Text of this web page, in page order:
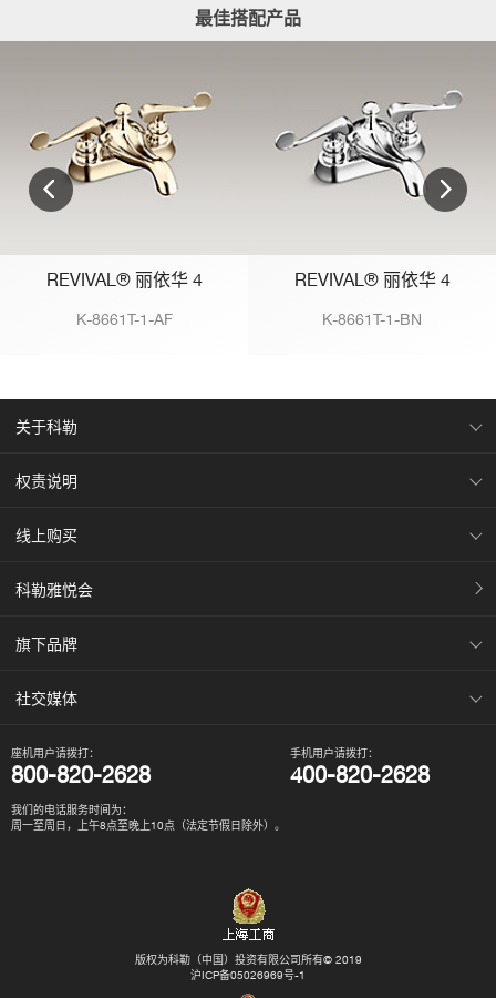
最佳搭配产品
REVIVAL® 丽依华 4
K-8661T-1-AF
REVIVAL® 丽依华 4
K-8661T-1-BN
关于科勒
权责说明
线上购买
科勒雅悦会
旗下品牌
社交媒体
座机用户请拨打：
800-820-2628
手机用户请拨打：
400-820-2628
我们的电话服务时间为：
周一至周日，上午8点至晚上10点（法定节假日除外）。
版权为科勒（中国）投资有限公司所有© 2019
沪ICP备05026969号-1